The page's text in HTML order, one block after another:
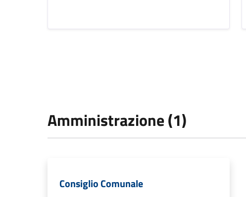
Amministrazione (1)
Consiglio Comunale